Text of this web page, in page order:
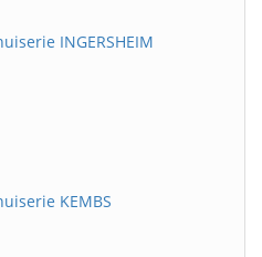
INGERSHEIM
KEMBS